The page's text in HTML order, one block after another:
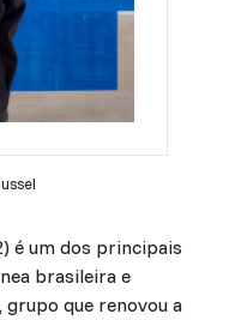
é um dos principais
brasileira e
que renovou a